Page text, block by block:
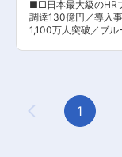
力： 【1人目のセキ
づくりから携われる
けではなく、medimo
決定に関われます。 変更の範囲：会社の定める業
刷事業以外の収益と
は異なり、強固な事
角化されています。
営計画の中では、環
のスマート化」「脱
流を捉え、DNPなら
業として、「データ
■□日本最大級のHR
調達130億円／導入
1,100万人突破／ブ
です。こうした背景
リティ監査、その他
度化に寄与いただける方
Previous Page
1